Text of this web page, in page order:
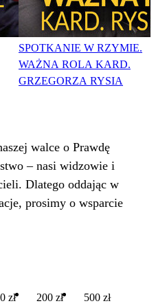
SPOTKANIE W RZYMIE.
WAŻNA ROLA KARD.
GRZEGORZA RYSIA
walce o Prawdę
– nasi widzowie i
Dlatego oddając w
prosimy o wsparcie
zł 200 zł 500 zł